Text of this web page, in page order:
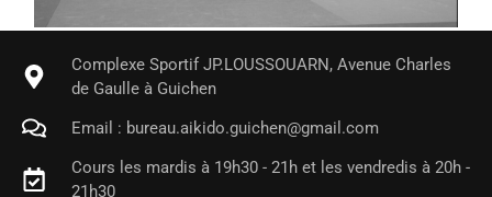
Complexe Sportif JP.LOUSSOUARN, Avenue Charles
de Gaulle à Guichen
Email : bureau.aikido.guichen@gmail.com
Cours les mardis à 19h30 - 21h et les vendredis à 20h -
21h30